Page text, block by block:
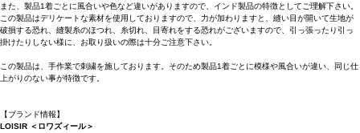
また、製品1着ごとに風合いや色など違いがありますので、インド製品の特徴としてご理解下さい。
この製品はデリケートな素材を使用しておりますので、力が加わりますと、縫い目が開いて生地が
破損する恐れ、縫製糸のほつれ、糸切れ、目寄れをする恐れがございますので、引っ張ったり引っ
掛けたりしない様に、お取り扱いの際は十分ご注意下さい。
この製品は、手作業で刺繍を施しております。そのため製品1着ごとに模様や風合いが違い、同じ仕
上がりのない事が特徴です。
【ブランド情報】
LOISIR ＜ロワズィール＞